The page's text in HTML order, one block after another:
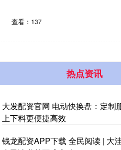
查看：137
热点资讯
大发配资官网 电动快换盘：定制
上下料更便捷高效
钱龙配资APP下载 全民阅读 | 大